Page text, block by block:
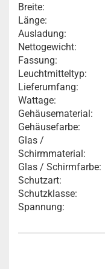
Breite:
Länge:
Ausladung:
Nettogewicht:
Fassung:
Leuchtmitteltyp:
Lieferumfang:
Wattage:
Gehäusematerial:
Gehäusefarbe:
Glas /
Schirmmaterial:
Glas / Schirmfarbe:
Schutzart:
Schutzklasse:
Spannung: